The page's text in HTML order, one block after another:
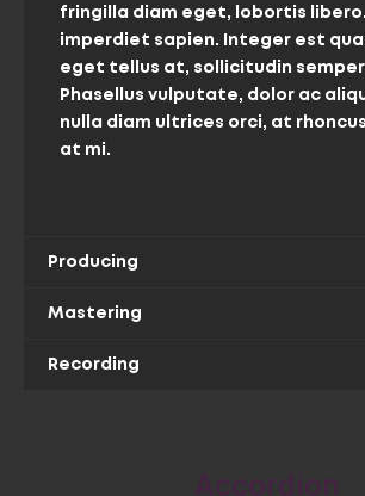
fringilla diam eget, lobortis libero.
imperdiet sapien. Integer est
eget tellus at, sollicitudin semper
Phasellus vulputate, dolor ac
nulla diam ultrices orci, at
at mi.
Producing
Mastering
Recording